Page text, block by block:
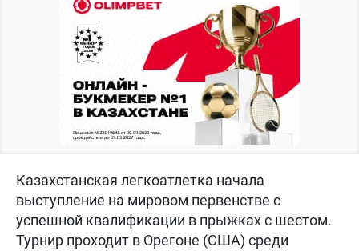
Казахстанская легкоатлетка начала
выступление на мировом первенстве с
успешной квалификации в прыжках с шестом.
Турнир проходит в Орегоне (США) среди